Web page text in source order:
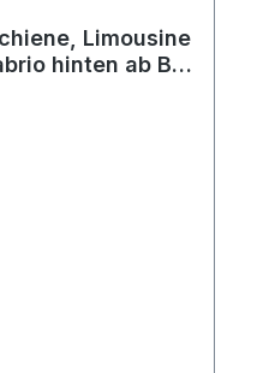
Limousine
hinten ab Bj.